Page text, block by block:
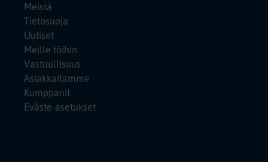
Meistä
Tietosuoja
Uutiset
Meille töihin
Vastuullisuus
Asiakkaitamme
Kumppanit
Eväste-asetukset